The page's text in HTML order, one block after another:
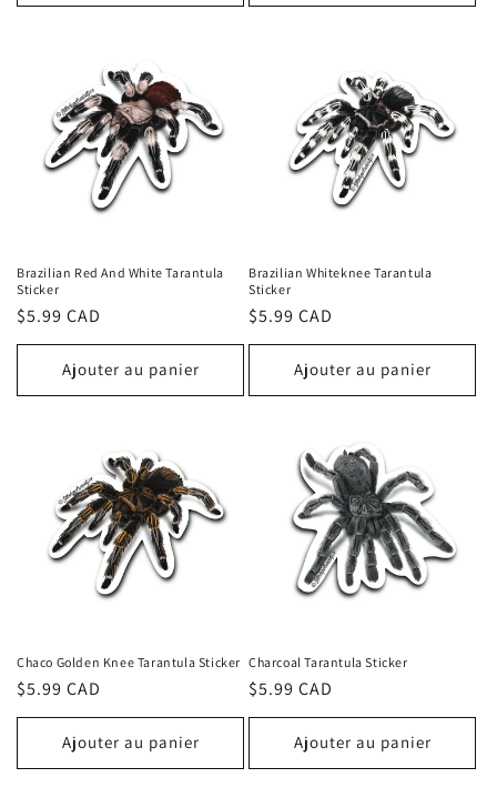
Brazilian Red And White Tarantula
Sticker
Prix
habituel
$5.99 CAD
Ajouter au panier
Brazilian Whiteknee Tarantula
Sticker
Prix
habituel
$5.99 CAD
Ajouter au panier
Chaco Golden Knee Tarantula Sticker
Prix
habituel
$5.99 CAD
Ajouter au panier
Charcoal Tarantula Sticker
Prix
habituel
$5.99 CAD
Ajouter au panier